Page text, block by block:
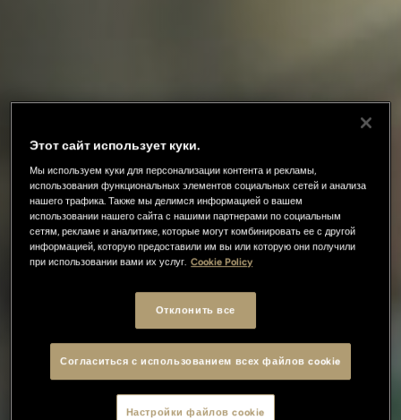
Этот сайт использует куки.
Мы используем куки для персонализации контента и рекламы,
использования функциональных элементов социальных сетей и анализа
нашего трафика. Также мы делимся информацией о вашем
использовании нашего сайта с нашими партнерами по социальным
сетям, рекламе и аналитике, которые могут комбинировать ее с другой
информацией, которую предоставили им вы или которую они получили
при использовании вами их услуг. Cookie Policy
Отклонить все
Согласиться с использованием всех файлов cookie
Настройки файлов cookie